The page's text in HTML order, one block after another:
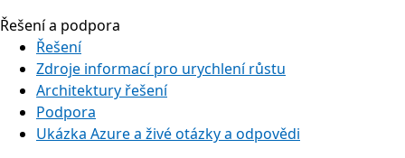
Řešení a podpora
Řešení
Zdroje informací pro urychlení růstu
Architektury řešení
Podpora
Ukázka Azure a živé otázky a odpovědi